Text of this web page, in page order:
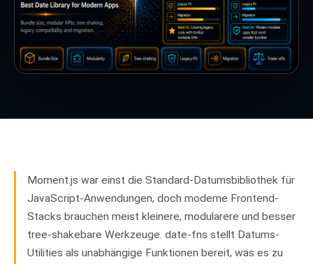
Moment.js war einst die Standard-Datumsbibliothek für
JavaScript-Anwendungen, doch moderne Frontend-
Stacks brauchen meist kleinere, modularere und besser
tree-shakebare Werkzeuge. date-fns stellt Datums-
Utilities als unabhängige Funktionen bereit, was es zu